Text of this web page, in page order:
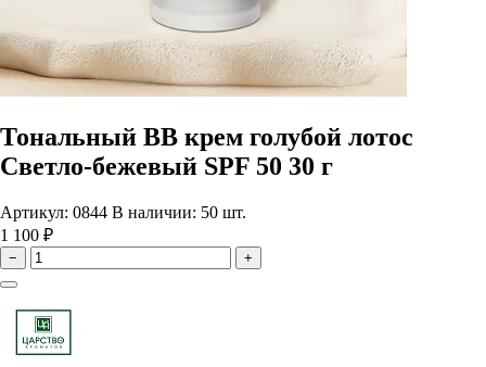
Тональный ВВ крем голубой лотос
Светло-бежевый SPF 50 30 г
Артикул: 0844 В наличии: 50 шт.
1 100 ₽
− +